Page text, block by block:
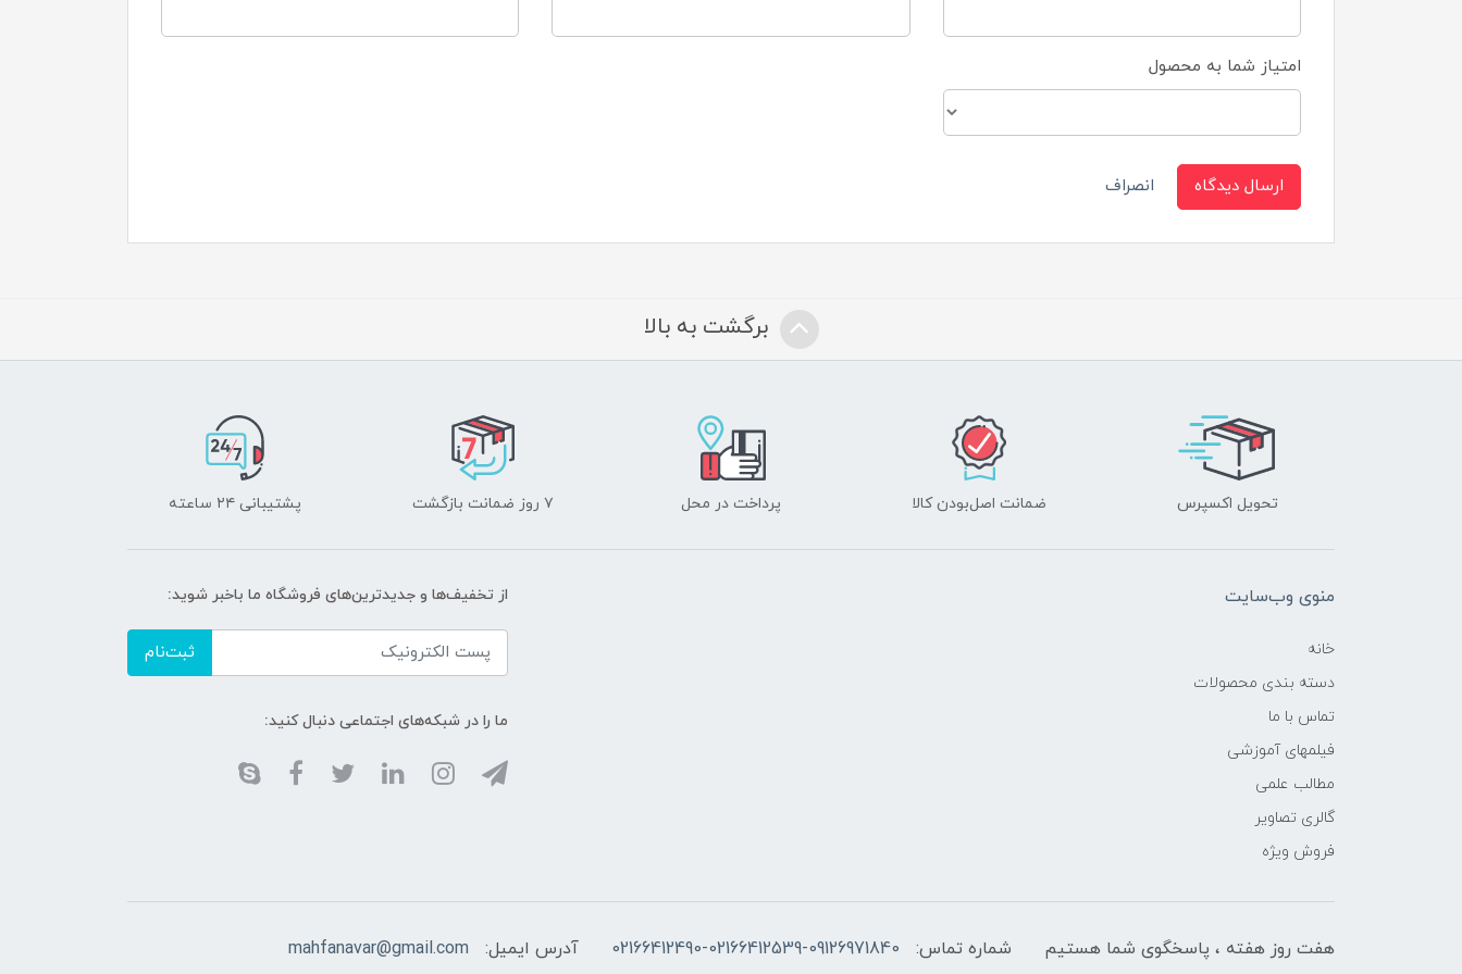
امتیاز شما به محصول
ارسال دیدگاه انصراف
برگشت به بالا
تحویل اکسپرس ضمانت اصل‌بودن کالا پرداخت در محل ۷ روز ضمانت بازگشت پشتیبانی ۲۴ ساعته
منوی وب‌سایت
خانه
دسته بندی محصولات
تماس با ما
فیلمهای آموزشی
مطالب علمی
گالری تصاویر
فروش ویژه
از تخفیف‌ها و جدیدترین‌های فروشگاه ما باخبر شوید:
ثبت‌نام
ما را در شبکه‌های اجتماعی دنبال کنید:
هفت روز هفته ، پاسخگوی شما هستیم شماره تماس: 02166412490-02166412539-09126971840 آدرس ایمیل: mahfanavar@gmail.com